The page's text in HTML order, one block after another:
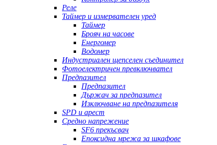
Реле
Таймер и измервателен уред
Таймер
Брояч на часове
Енергомер
Водомер
Индустриален щепселен съединител
Фотоелектричен превключвател
Предпазител
Предпазител
Държач за предпазител
Изключване на предпазителя
SPD и арест
Средно напрежение
SF6 прекъсвач
Епоксидна мрежа за шкафове